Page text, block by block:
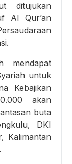
ditujukan
Al Qur’an
mendapat
untuk
Kebajikan
akan
buta
DKI
Kalimantan